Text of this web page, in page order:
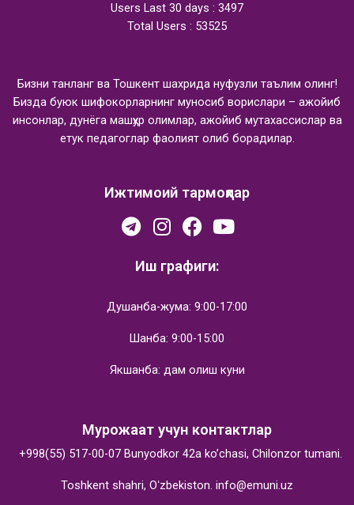
Users Last 30 days : 3497
Total Users : 53525
Бизни танланг ва Тошкент шахрида нуфузли таълим олинг!
Бизда буюк шифокорларнинг муносиб ворислари – ажойиб
инсонлар, дунёга машҳур олимлар, ажойиб мутахассислар ва
етук педагоглар фаолият олиб борадилар.
Ижтимоий тармоқлар
Иш графиги:
Душанба-жума: 9:00-17:00
Шанба: 9:00-15:00
Якшанба: дам олиш куни
Мурожаат учун контактлар
+998(55) 517-00-07 Bunyodkor 42a ko’chasi, Chilonzor tumani.
Toshkent shahri, Oʻzbekiston. info@emuni.uz